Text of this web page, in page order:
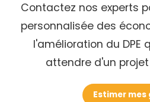
Contactez nos experts
personnalisée des
l'amélioration du DPE
attendre d'un
Estimer mes